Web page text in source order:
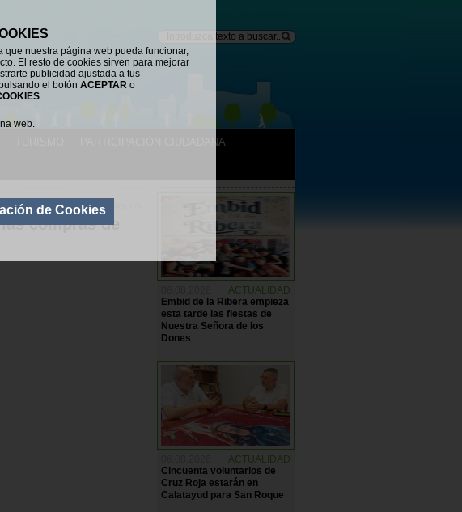
que nuestra página web pueda funcionar,
El resto de cookies sirven para mejorar
publicidad ajustada a tus
el botón ACEPTAR o
.
web.
de CookiesDESARROLLO
compras de
ACTUALIDAD
Embid de la Ribera empieza
esta tarde las fiestas de
Nuestra Señora de los
Dones
ACTUALIDAD
Cincuenta voluntarios de
Cruz Roja estarán en
Calatayud para San Roque
PARTICIPACIÓN CIUDADANA